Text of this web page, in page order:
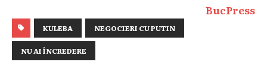
BucPress
KULEBA NEGOCIERI CU PUTIN
NU AI ÎNCREDERE